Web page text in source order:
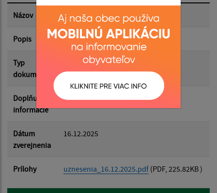
Dátum zverejnenia do:
Názov uznesenia OZ 16.12.2025
Popis
Typ
dokumentu
Zasadnutia OZ
Doplňujúce
informácie
Dátum
zverejnenia
16.12.2025
Prílohy uznesenia_16.12.2025.pdf (PDF, 225.82KB )